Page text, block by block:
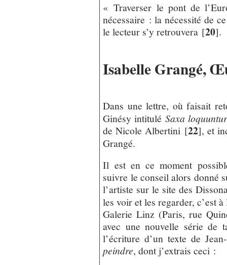
« Traverser le pont de
nécessaire : la nécessité de
le lecteur s’y retrouvera [20].
Isabelle Grangé,
Dans une lettre, où faisait
Ginésy intitulé Saxa loquuntur
de Nicole Albertini [22], et
Grangé.
Il est en ce moment
suivre le conseil alors donné
l’artiste sur le site des
les voir et les regarder, c’est à
Galerie Linz (Paris, rue
avec une nouvelle série de
l’écriture d’un texte de
peindre, dont j’extrais ceci :